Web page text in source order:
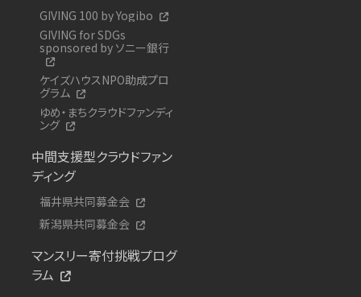
GIVING 100 by Yogibo
GIVING for SDGs
sponsored by ソニー銀行
ケイズハウスNPO助成プロ
グラム
ゆめ・まちクラウドファンディ
ング
中間支援型クラウドファン
ディング
福井県共同募金会
新潟県共同募金会
マンスリー寄付挑戦プログ
ラム